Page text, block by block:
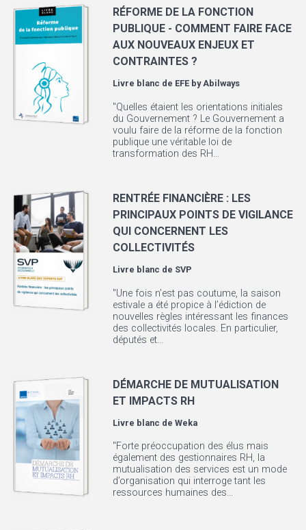
RÉFORME DE LA FONCTION
PUBLIQUE - COMMENT FAIRE FACE
AUX NOUVEAUX ENJEUX ET
CONTRAINTES ?
Livre blanc de EFE by Abilways
"Quelles étaient les orientations initiales
du Gouvernement ? Le Gouvernement a
voulu faire de la réforme de la fonction
publique une véritable loi de
transformation des RH...
RENTRÉE FINANCIÈRE : LES
PRINCIPAUX POINTS DE VIGILANCE
QUI CONCERNENT LES
COLLECTIVITÉS
Livre blanc de SVP
"Une fois n’est pas coutume, la saison
estivale a été propice à l’édiction de
nouvelles règles intéressant les finances
des collectivités locales. En particulier,
députés et...
DÉMARCHE DE MUTUALISATION
ET IMPACTS RH
Livre blanc deWeka
"Forte préoccupation des élus mais
également des gestionnaires RH, la
mutualisation des services est un mode
d’organisation qui interroge tant les
ressources humaines des...